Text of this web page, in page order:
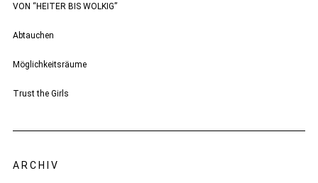
VON “HEITER BIS WOLKIG”
Abtauchen
Möglichkeitsräume
Trust the Girls
ARCHIV